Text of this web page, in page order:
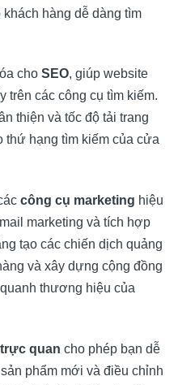
khách hàng dễ dàng tìm
cho SEO, giúp website
trên các công cụ tìm kiếm.
thiện và tốc độ tải trang
thứ hạng tìm kiếm của cửa
công cụ marketing hiệu
marketing và tích hợp
tạo các chiến dịch quảng
và xây dựng cộng đồng
thương hiệu của
quan cho phép bạn dễ
phẩm mới và điều chỉnh